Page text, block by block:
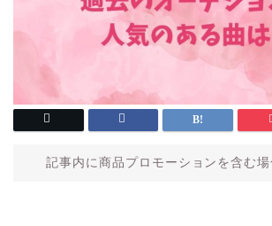
記事内に商品プロモーションを含む